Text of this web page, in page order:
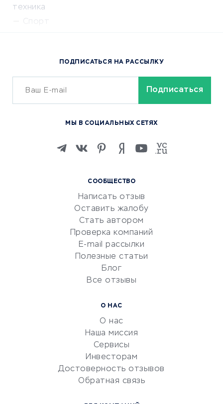
техника
Спорт
Сервисы доставки
ОБУЧЕНИЕ И РАБОТА
Изучение иностранных
Маркетинг и продажи
Репетиторство
Красота и здоровье
Сервисы по поиску работы
Сетевой маркетинг
УСЛУГИ ДЛЯ БИЗНЕСА
документооборот
Юридические компании
СООБЩЕСТВО
Написать отзыв
Оставить жалобу
Стать автором
Проверка компаний
E-mail рассылки
Полезные статьи
Блог
Все отзывы
О НАС
О нас
Наша миссия
Сервисы
Инвесторам
Достоверность отзывов
Обратная связь
ПОДПИСАТЬСЯ НА РАССЫЛКУ
МЫ В СОЦИАЛЬНЫХ СЕТЯХ